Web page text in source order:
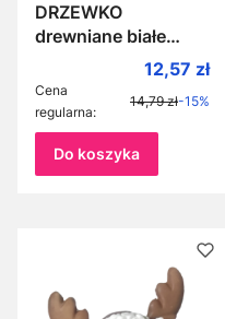
DRZEWKO
drewniane białe
dekoracyjne 24,5
cm SERCE stojące
na podstawce
Cena
12,57 zł
Cena
regularna:
14,79 zł-15%
Do koszyka